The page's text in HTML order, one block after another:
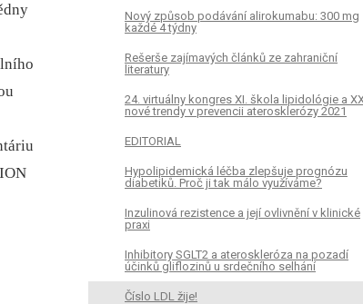
Nový způsob podávání alirokumabu: 300 mg
každé 4 týdny
Rešerše zajímavých článků ze zahraniční
literatury
24. virtuálny kongres XI. škola lipidológie a
nové trendy v prevencii aterosklerózy 2021
EDITORIAL
Hypolipidemická léčba zlepšuje prognózu
diabetiků. Proč ji tak málo využíváme?
Inzulinová rezistence a její ovlivnění v klinické
praxi
Inhibitory SGLT2 a ateroskleróza na pozadí
účinků gliflozinů u srdečního selhání
Číslo LDL žije!